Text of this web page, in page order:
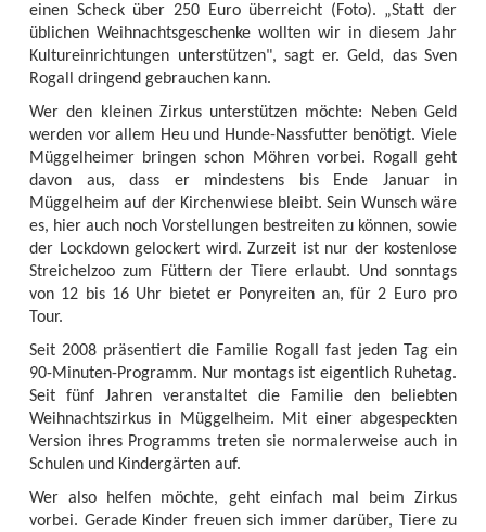
einen Scheck über 250 Euro überreicht (Foto). „Statt der
üblichen Weihnachtsgeschenke wollten wir in diesem Jahr
Kultureinrichtungen unterstützen", sagt er. Geld, das Sven
Rogall dringend gebrauchen kann.
Wer den kleinen Zirkus unterstützen möchte: Neben Geld
werden vor allem Heu und Hunde-Nassfutter benötigt. Viele
Müggelheimer bringen schon Möhren vorbei. Rogall geht
davon aus, dass er mindestens bis Ende Januar in
Müggelheim auf der Kirchenwiese bleibt. Sein Wunsch wäre
es, hier auch noch Vorstellungen bestreiten zu können, sowie
der Lockdown gelockert wird. Zurzeit ist nur der kostenlose
Streichelzoo zum Füttern der Tiere erlaubt. Und sonntags
von 12 bis 16 Uhr bietet er Ponyreiten an, für 2 Euro pro
Tour.
Seit 2008 präsentiert die Familie Rogall fast jeden Tag ein
90-Minuten-Programm. Nur montags ist eigentlich Ruhetag.
Seit fünf Jahren veranstaltet die Familie den beliebten
Weihnachtszirkus in Müggelheim. Mit einer abgespeckten
Version ihres Programms treten sie normalerweise auch in
Schulen und Kindergärten auf.
Wer also helfen möchte, geht einfach mal beim Zirkus
vorbei. Gerade Kinder freuen sich immer darüber, Tiere zu